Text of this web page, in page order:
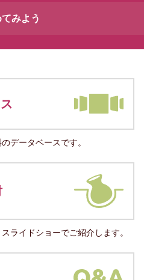
みよう
データベースです。
ライドショーでご紹介します。